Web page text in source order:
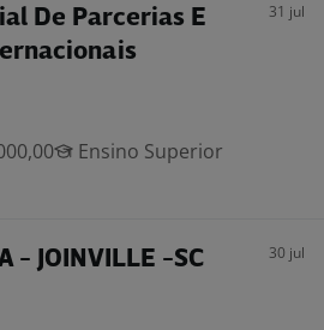
De Parcerias E
31 jul
Ensino Superior
- JOINVILLE -SC 30 jul